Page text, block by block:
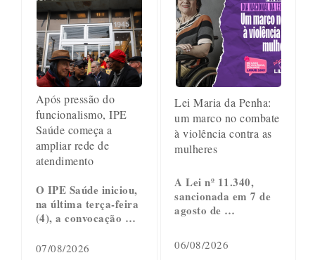
Após pressão do
funcionalismo, IPE
Saúde começa a
ampliar rede de
atendimento
O IPE Saúde iniciou,
na última terça-feira
(4), a convocação …
07/08/2026
Lei Maria da Penha:
um marco no combate
à violência contra as
mulheres
A Lei nº 11.340,
sancionada em 7 de
agosto de …
06/08/2026